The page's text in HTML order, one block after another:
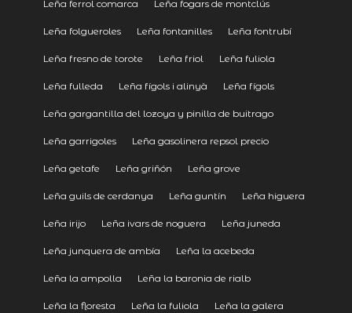
Leña ferrol comarca Leña fogars de montclús
Leña folgueroles Leña fontanilles Leña fontrubí
Leña fresno de torote Leña friol Leña fuliola
Leña fulleda Leña fígols i alinyà Leña fígols
Leña gargantilla del lozoya y pinilla de buitrago
Leña garrigoles Leña gasolinera repsol precio
Leña getafe Leña griñón Leña grove
Leña guils de cerdanya Leña guntín Leña higuera
Leña irijo Leña ivars de noguera Leña juneda
Leña junquera de ambía Leña la acebeda
Leña la ampolla Leña la baronia de rialb
Leña la floresta Leña la fuliola Leña la galera